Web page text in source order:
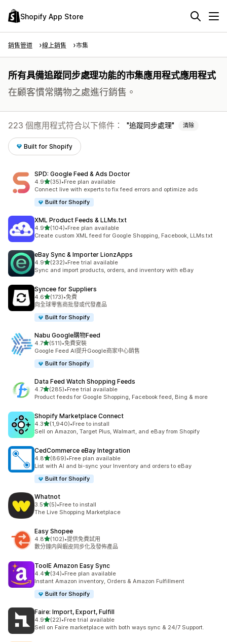
Shopify App Store
銷售管道 線上銷售 市集
所有具備追蹤同步處理功能的市集應用程式應用程式
在顧客慣常購物之處進行銷售。
223 個應用程式符合以下條件： 追蹤同步處理 清除
Built for Shopify
SPD: Google Feed & Ads Doctor
4.9滿分 5 顆星
(35)
共有 35 則評價
•Free plan available
Connect live with experts to fix feed errors and optimize ads
Built for Shopify
XML Product Feeds & LLMs.txt
4.9滿分 5 顆星
(104)
共有 104 則評價
•Free plan available
Create custom XML feed for Google Shopping, Facebook, LLMs.txt
eBay Sync & Importer LionzApps
4.9滿分 5 顆星
(232)
共有 232 則評價
•Free trial available
Sync and import products, orders, and inventory with eBay
Syncee for Suppliers
4.6滿分 5 顆星
(173)
共有 173 則評價
•免費
向全球零售商批發或代發產品
Built for Shopify
Nabu Google購物Feed
4.7滿分 5 顆星
(511)
共有 511 則評價
•免費安裝
Google Feed AI提升Google商家中心銷售
Built for Shopify
Data Feed Watch Shopping Feeds
4.7滿分 5 顆星
(285)
共有 285 則評價
•Free trial available
Product feeds for Google Shopping, Facebook feed, Bing & more
Shopify Marketplace Connect
4.3滿分 5 顆星
(1,940)
共有 1940 則評價
•Free to install
Sell on Amazon, Target Plus, Walmart, and eBay from Shopify
CedCommerce eBay Integration
4.8滿分 5 顆星
(869)
共有 869 則評價
•Free plan available
List with AI and bi-sync your Inventory and orders to eBay
Built for Shopify
Whatnot
3.5滿分 5 顆星
(5)
共有 5 則評價
•Free to install
The Live Shopping Marketplace
Easy Shopee
4.8滿分 5 顆星
(102)
共有 102 則評價
•提供免費試用
數分鐘内與蝦皮同步化及發佈產品
ToolE Amazon Easy Sync
4.4滿分 5 顆星
(34)
共有 34 則評價
•Free plan available
Instant Amazon inventory, Orders & Amazon Fulfillment
Built for Shopify
Faire: Import, Export, Fulfill
4.9滿分 5 顆星
(22)
共有 22 則評價
•Free trial available
Sell on Faire marketplace with both ways sync & 24/7 Support.